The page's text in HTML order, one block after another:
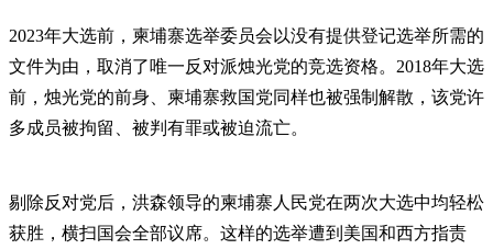
2023年大选前，柬埔寨选举委员会以没有提供登记选举所需的
文件为由，取消了唯一反对派烛光党的竞选资格。2018年大选
前，烛光党的前身、柬埔寨救国党同样也被强制解散，该党许
多成员被拘留、被判有罪或被迫流亡。
剔除反对党后，洪森领导的柬埔寨人民党在两次大选中均轻松
获胜，横扫国会全部议席。这样的选举遭到美国和西方指责